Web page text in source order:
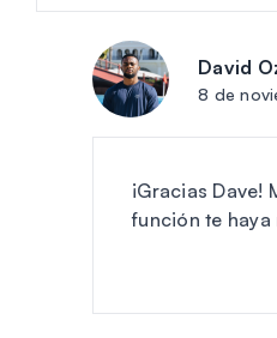
David
8 de
¡Gracias Dave!
función te